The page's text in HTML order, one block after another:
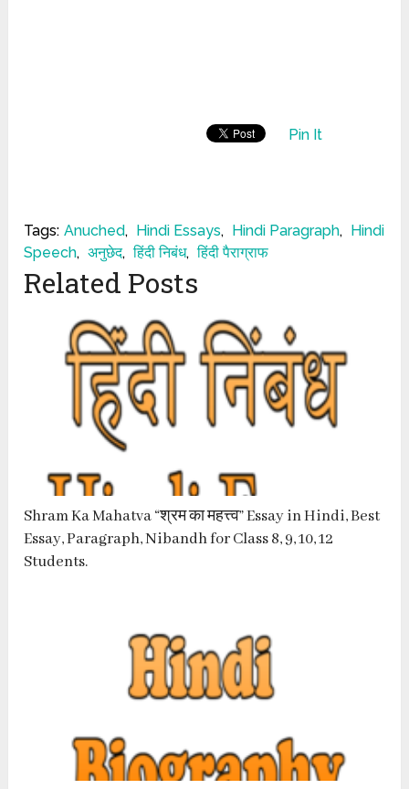
Pin It
Tags: Anuched, Hindi Essays, Hindi Paragraph,
Hindi
Speech, अनुछेद, हिंदी निबंध, हिंदी पैराग्राफ
Related Posts
Shram Ka Mahatva “श्रम का महत्त्व” Essay in Hindi, Best
Essay, Paragraph, Nibandh for Class 8, 9, 10, 12
Students.